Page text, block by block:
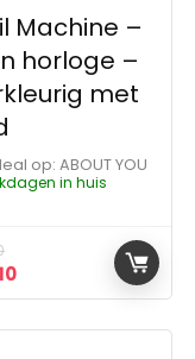
Machine –
horloge –
met
op:
ABOUT YOU
in huis
prijs was:
Huidige prijs is: